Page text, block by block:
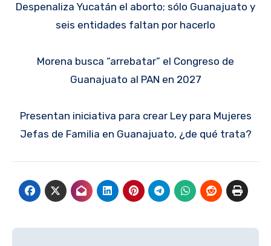
Despenaliza Yucatán el aborto; sólo Guanajuato y
seis entidades faltan por hacerlo
Morena busca “arrebatar” el Congreso de
Guanajuato al PAN en 2027
Presentan iniciativa para crear Ley para Mujeres
Jefas de Familia en Guanajuato, ¿de qué trata?